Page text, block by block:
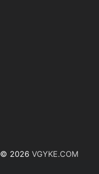
© 2026 VGYKE.COM